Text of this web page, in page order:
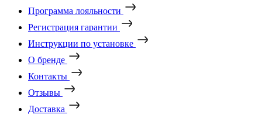
Программа лояльности
Регистрация гарантии
Инструкции по установке
О бренде
Контакты
Отзывы
Доставка